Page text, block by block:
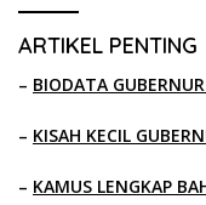
ARTIKEL PENTING
– BIODATA
– KISAH KECIL
– KAMUS LENGKAP